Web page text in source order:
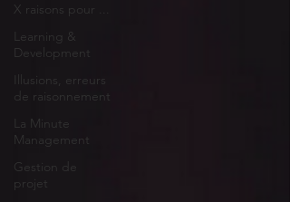
X raisons pour ...
Learning &
Development
Illusions, erreurs
de raisonnement
La Minute
Management
Gestion de
projet